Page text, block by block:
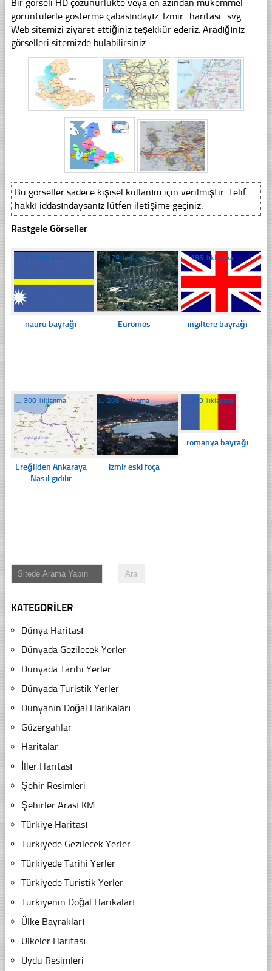
Bir görseli HD çözünürlükte veya en azından mükemmel
görüntülerle gösterme çabasındayız. Izmir_haritasi_svg
Web sitemizi ziyaret ettiğiniz teşekkür ederiz. Aradığınız
görselleri sitemizde bulabilirsiniz.
Bu görseller sadece kişisel kullanım için verilmiştir. Telif
hakkı iddasındaysanız lütfen iletişime geçiniz.
Rastgele Görseller
☐ 205 Tıklanma
nauru bayrağı
☐179 Tıklanma
Euromos
☐186 Tıklanma
ingiltere bayrağı
☐ 300 Tıklanma
Ereğliden Ankaraya
Nasıl gidilir
☐ 208 Tıklanma
izmir eski foça
☐ 279 Tıklanma
romanya bayrağı
KATEGORILER
Dünya Haritası
Dünyada Gezilecek Yerler
Dünyada Tarihi Yerler
Dünyada Turistik Yerler
Dünyanın Doğal Harikaları
Güzergahlar
Haritalar
İller Haritası
Şehir Resimleri
Şehirler Arası KM
Türkiye Haritası
Türkiyede Gezilecek Yerler
Türkiyede Tarihi Yerler
Türkiyede Turistik Yerler
Türkiyenin Doğal Harikaları
Ülke Bayrakları
Ülkeler Haritası
Uydu Resimleri